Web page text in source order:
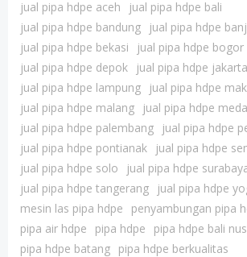
jual pipa hdpe aceh
jual pipa hdpe bali
jual pipa hdpe bandung
jual pipa hdpe
jual pipa hdpe bekasi
jual pipa hdpe bogor
jual pipa hdpe depok
jual pipa hdpe jakarta
jual pipa hdpe lampung
jual pipa hdpe
jual pipa hdpe malang
jual pipa hdpe
jual pipa hdpe palembang
jual pipa hdpe
jual pipa hdpe pontianak
jual pipa hdpe
jual pipa hdpe solo
jual pipa hdpe
jual pipa hdpe tangerang
jual pipa hdpe
mesin las pipa hdpe
penyambungan pipa
pipa air hdpe
pipa hdpe
pipa hdpe bali
pipa hdpe batang pipa hdpe berkualitas